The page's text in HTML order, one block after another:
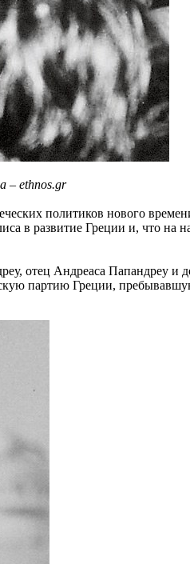
– ethnos.gr
политиков нового
в развитие Греции и, что на
отец Андреаса Папандреу и
партию Греции,